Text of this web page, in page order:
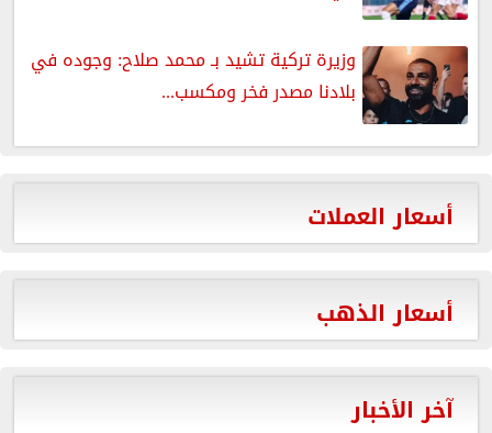
وزيرة تركية تشيد بـ محمد صلاح: وجوده في
بلادنا مصدر فخر ومكسب...
أسعار العملات
أسعار الذهب
آخر الأخبار